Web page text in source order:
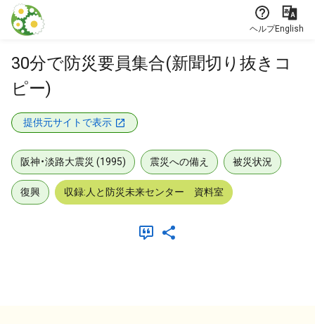
本文に飛ぶ
ヘルプEnglish
30分で防災要員集合(新聞切り抜きコ
ピー)
提供元サイトで表示
阪神・淡路大震災 (1995) 震災への備え 被災状況
復興 収録:人と防災未来センター 資料室